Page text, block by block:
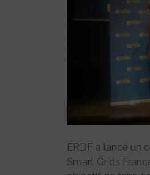
ERDF a lancé un
Smart Grids